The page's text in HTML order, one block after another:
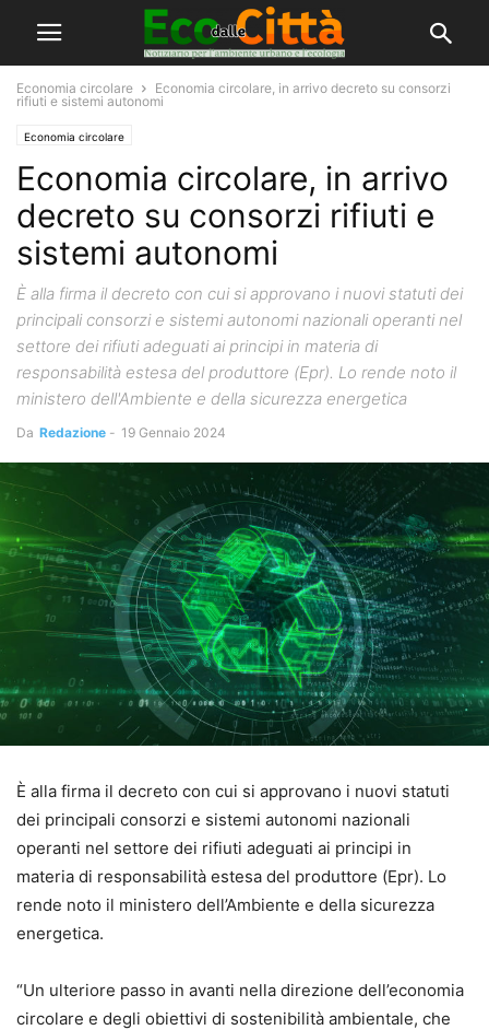
Economia circolare
Economia circolare, in arrivo decreto su consorzi
rifiuti e sistemi autonomi
Economia circolare
Economia circolare, in arrivo
decreto su consorzi rifiuti e
sistemi autonomi
È alla firma il decreto con cui si approvano i nuovi statuti dei
principali consorzi e sistemi autonomi nazionali operanti nel
settore dei rifiuti adeguati ai principi in materia di
responsabilità estesa del produttore (Epr). Lo rende noto il
ministero dell'Ambiente e della sicurezza energetica
Da Redazione - 19 Gennaio 2024
È alla firma il decreto con cui si approvano i nuovi statuti
dei principali consorzi e sistemi autonomi nazionali
operanti nel settore dei rifiuti adeguati ai principi in
materia di responsabilità estesa del produttore (Epr). Lo
rende noto il ministero dell’Ambiente e della sicurezza
energetica.
“Un ulteriore passo in avanti nella direzione dell’economia
circolare e degli obiettivi di sostenibilità ambientale, che